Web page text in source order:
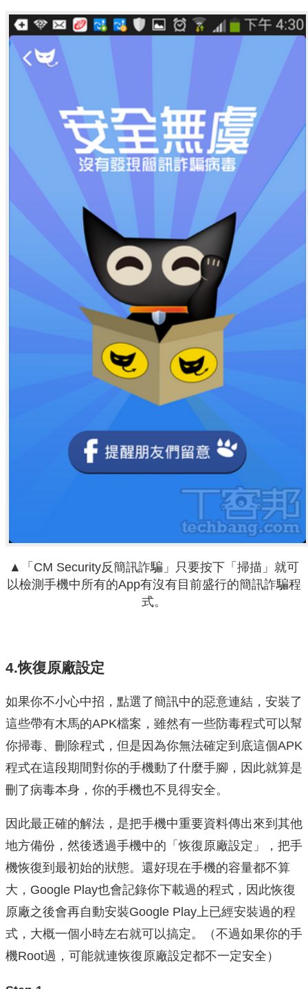
▲「CM Security反簡訊詐騙」只要按下「掃描」就可
以檢測手機中所有的App有沒有目前盛行的簡訊詐騙程
式。
4.恢復原廠設定
如果你不小心中招，點選了簡訊中的惡意連結，安裝了
這些帶有木馬的APK檔案，雖然有一些防毒程式可以幫
你掃毒、刪除程式，但是因為你無法確定到底這個APK
程式在這段期間對你的手機動了什麼手腳，因此就算是
刪了病毒本身，你的手機也不見得安全。
因此最正確的解法，是把手機中重要資料傳出來到其他
地方備份，然後透過手機中的「恢復原廠設定」，把手
機恢復到最初始的狀態。還好現在手機的容量都不算
大，Google Play也會記錄你下載過的程式，因此恢復
原廠之後會再自動安裝Google Play上已經安裝過的程
式，大概一個小時左右就可以搞定。（不過如果你的手
機Root過，可能就連恢復原廠設定都不一定安全）